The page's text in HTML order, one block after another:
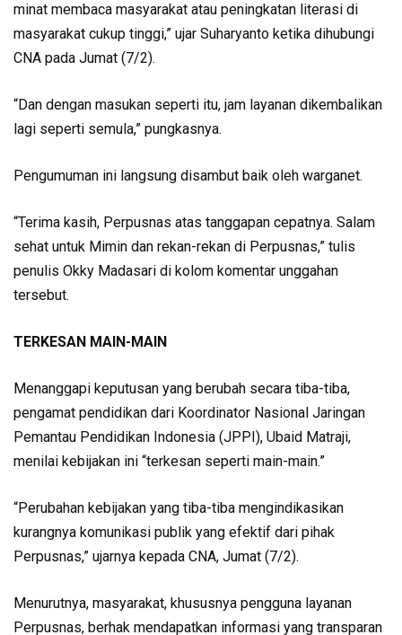
minat membaca masyarakat atau peningkatan literasi di
masyarakat cukup tinggi,” ujar Suharyanto ketika dihubungi
CNA pada Jumat (7/2).
“Dan dengan masukan seperti itu, jam layanan dikembalikan
lagi seperti semula,” pungkasnya.
Pengumuman ini langsung disambut baik oleh warganet.
“Terima kasih, Perpusnas atas tanggapan cepatnya. Salam
sehat untuk Mimin dan rekan-rekan di Perpusnas,” tulis
penulis Okky Madasari di kolom komentar unggahan
tersebut.
TERKESAN MAIN-MAIN
Menanggapi keputusan yang berubah secara tiba-tiba,
pengamat pendidikan dari Koordinator Nasional Jaringan
Pemantau Pendidikan Indonesia (JPPI), Ubaid Matraji,
menilai kebijakan ini “terkesan seperti main-main.”
“Perubahan kebijakan yang tiba-tiba mengindikasikan
kurangnya komunikasi publik yang efektif dari pihak
Perpusnas,” ujarnya kepada CNA, Jumat (7/2).
Menurutnya, masyarakat, khususnya pengguna layanan
Perpusnas, berhak mendapatkan informasi yang transparan